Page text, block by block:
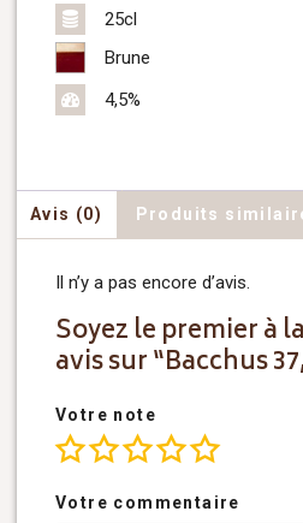
25cl
Brune
4,5%
Avis (0) Produits
Il n’y a pas encore d’avis.
Soyez le premier à
avis sur “Bacchus
Votre note
Votre commentaire